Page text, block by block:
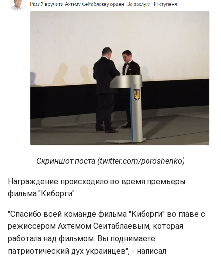
Скриншот поста (twitter.com/poroshenko)
Награждение происходило во время премьеры
фильма "Киборги".
"Спасибо всей команде фильма "Киборги" во главе с
режиссером Ахтемом Сеитаблаевым, которая
работала над фильмом. Вы поднимаете
патриотический дух украинцев", - написал